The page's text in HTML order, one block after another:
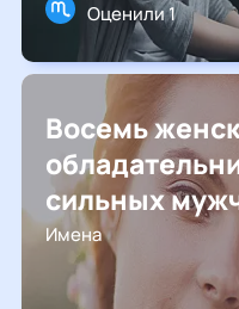
Оценили 1
Восемь
сильных
Имена